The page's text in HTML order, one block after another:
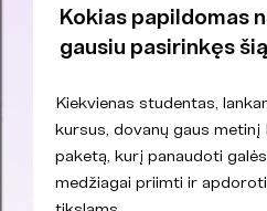
Kokias papildomas
gausiu pasirinkęs
Kiekvienas studentas,
kursus, dovanų gaus
paketą, kurį panaudoti
medžiagai priimti ir